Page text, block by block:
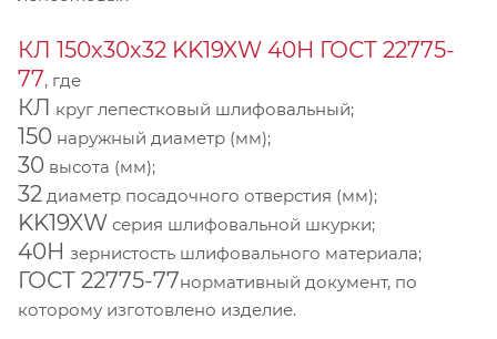
КЛ 150х30х32 KK19XW 40Н ГОСТ 22775-
77, где
КЛ круг лепестковый шлифовальный;
150 наружный диаметр (мм);
30 высота (мм);
32 диаметр посадочного отверстия (мм);
KK19XW серия шлифовальной шкурки;
40Н зернистость шлифовального материала;
ГОСТ 22775-77нормативный документ, по
которому изготовлено изделие.